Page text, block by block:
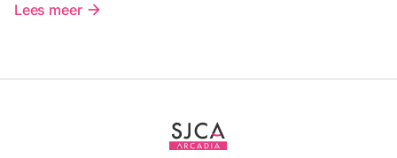
Lees meer arrow_forward